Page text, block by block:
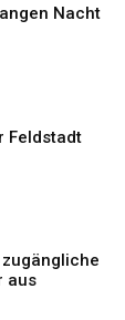
Nacht
Feldstadt
aus